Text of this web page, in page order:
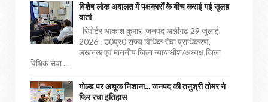
विशेष लोक अदालत में पक्षकारों के बीच कराई गई सुलह
वार्ता
रिपोर्टर आकाश कुमार जनपद अलीगढ़ 29 जुलाई
2026 : उ0प्र0 राज्य विधिक सेवा प्राधिकरण,
लखनऊ एवं माननीय जिला न्यायाधीश/अध्यक्ष,जिला
विधिक सेवा ...
गोल्ड पर अचूक निशाना... जनपद की तनुश्री तोमर ने
फिर रचा इतिहास